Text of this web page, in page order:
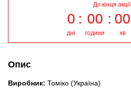
До кінця акції
0
дні
00
години
00
хв
Опис
Виробник: Томіко (Україна)